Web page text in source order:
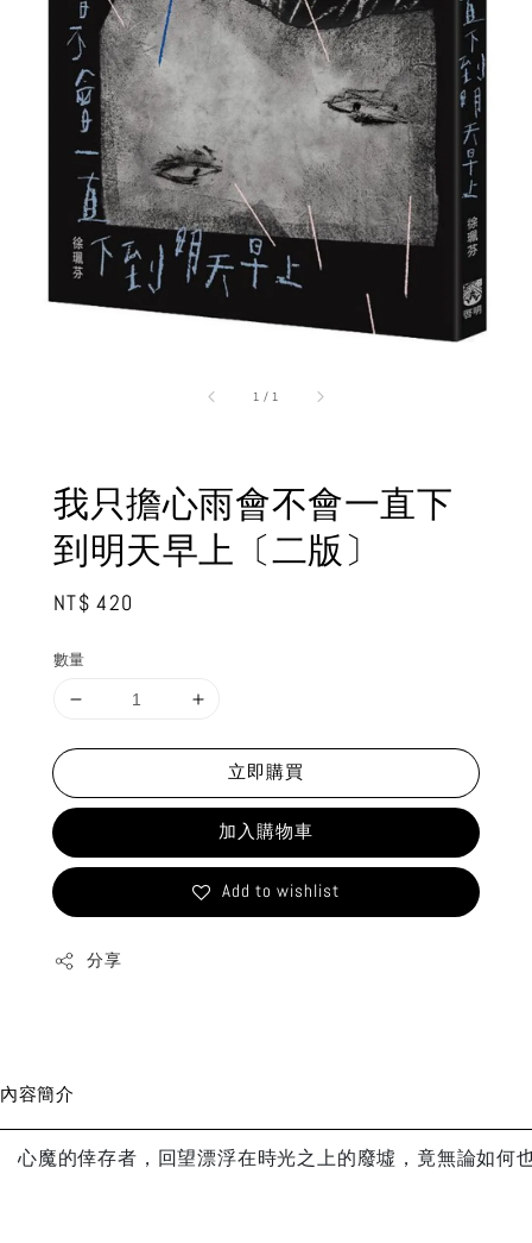
1 / 1
我只擔心雨會不會一直下
到明天早上〔二版〕
Regular
NT$ 420
數量
立即購買
加入購物車
Add to wishlist
分享
內容簡介
心魔的倖存者，回望漂浮在時光之上的廢墟，竟無論如何